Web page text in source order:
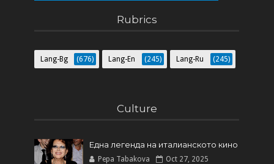
Rubrics
Lang-Bg (676) Lang-En (245) Lang-Ru (245)
Culture
Една легенда на италианското кинo
Pepa Tabakova Oct 27, 2025